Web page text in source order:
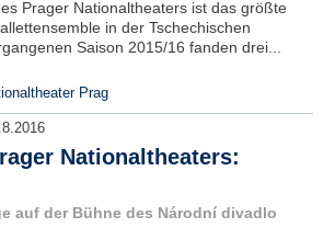
Prager Nationaltheaters ist das größte
in der Tschechischen
Saison 2015/16 fanden drei...
Prag
Nationaltheaters:
auf der Bühne des Národní divadlo